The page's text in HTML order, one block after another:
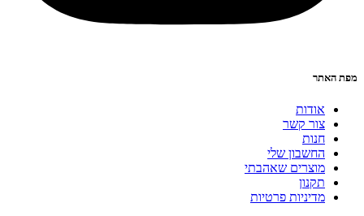
מפת האתר
אודות
צור קשר
חנות
החשבון שלי
מוצרים שאהבתי
תקנון
מדיניות פרטיות